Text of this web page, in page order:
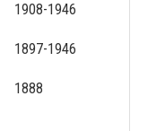
1908-1946
1897-1946
1888